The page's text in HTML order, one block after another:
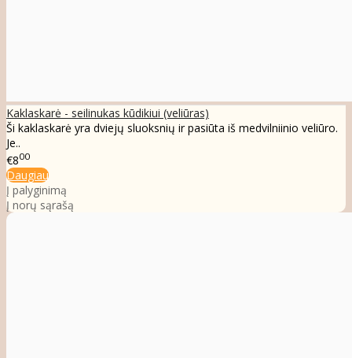
Kaklaskarė - seilinukas kūdikiui (veliūras)
Ši kaklaskarė yra dviejų sluoksnių ir pasiūta iš medvilniinio veliūro.
Je..
€800
Daugiau
Į palyginimą
Į norų sąrašą